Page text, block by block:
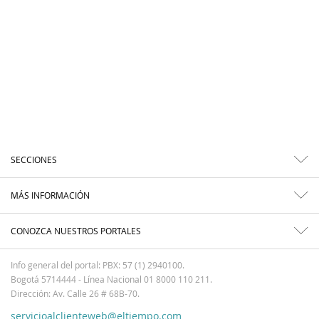
SECCIONES
MÁS INFORMACIÓN
CONOZCA NUESTROS PORTALES
Info general del portal: PBX: 57 (1) 2940100.
Bogotá 5714444 - Línea Nacional 01 8000 110 211.
Dirección: Av. Calle 26 # 68B-70.
servicioalclienteweb@eltiempo.com